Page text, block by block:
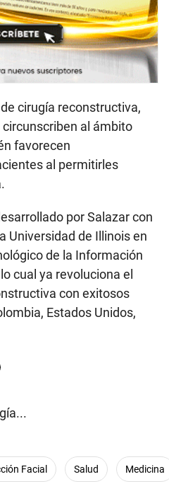
cirugía reconstructiva,
circunscriben al ámbito
favorecen
al permitirles
por Salazar con
Universidad de Illinois en
de la Información
cual ya revoluciona el
con exitosos
Estados Unidos,
Facial Salud Medicina